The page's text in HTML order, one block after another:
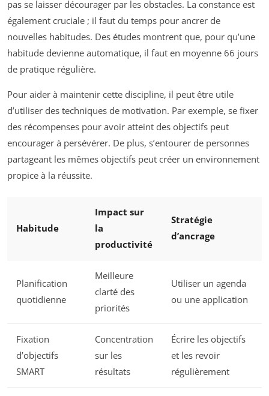
pas se laisser décourager par les obstacles. La constance est
également cruciale ; il faut du temps pour ancrer de
nouvelles habitudes. Des études montrent que, pour qu’une
habitude devienne automatique, il faut en moyenne 66 jours
de pratique régulière.
Pour aider à maintenir cette discipline, il peut être utile
d’utiliser des techniques de motivation. Par exemple, se fixer
des récompenses pour avoir atteint des objectifs peut
encourager à persévérer. De plus, s’entourer de personnes
partageant les mêmes objectifs peut créer un environnement
propice à la réussite.
Habitude
Impact sur
la
productivité
Stratégie
d’ancrage
Planification
quotidienne
Meilleure
clarté des
priorités
Utiliser un agenda
ou une application
Fixation
d’objectifs
SMART
Concentration
sur les
résultats
Écrire les objectifs
et les revoir
régulièrement